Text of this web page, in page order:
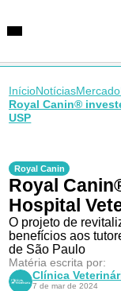
InícioNotíciasMercado
Royal Canin®
USP
Royal Canin
Royal
Hospital
O projeto de
benefícios aos
de São Paulo
Matéria escrita por:
Clínica
7 de mar de 2024